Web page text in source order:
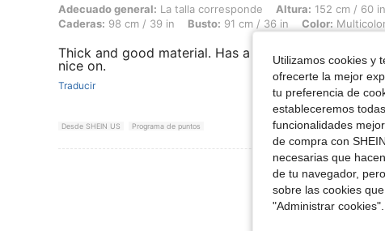
Adecuado general: La talla corresponde, Altura: 152 cm / 60 in, Peso:
Adecuado general: La talla corresponde Altura: 152 cm / 60 in
Caderas: 98 cm / 39 in Busto: 91 cm / 36 in Color:
Thick and good material. Has a slight smell. I sized
nice on.
Traducir
Desde SHEIN US Programa de puntos
Utilizamos cookies y
ofrecerte la mejor
tu preferencia de
estableceremos
funcionalidades
de compra con
necesarias que
de tu navegador,
sobre las cookies
"Administrar